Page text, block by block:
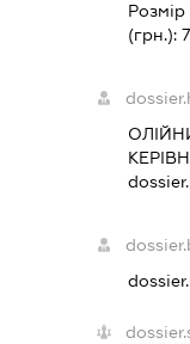
(грн.):